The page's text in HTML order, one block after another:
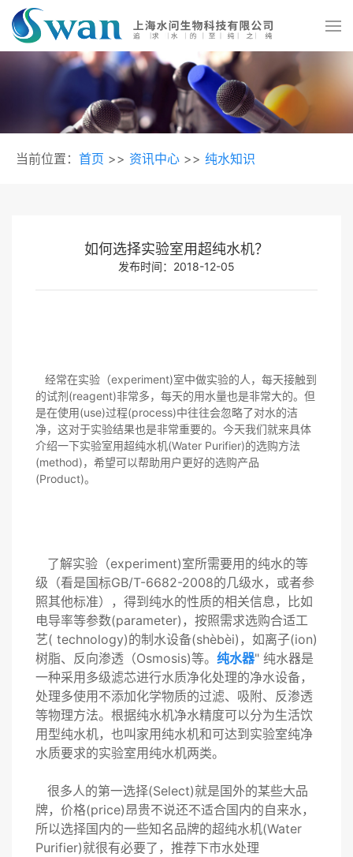
当前位置： 首页 >> 资讯中心 >> 纯水知识
如何选择实验室用超纯水机？
发布时间：2018-12-05
经常在实验（experiment)室中做实验的人，每天接触到
的试剂(reagent)非常多，每天的用水量也是非常大的。但
是在使用(use)过程(process)中往往会忽略了对水的洁
净，这对于实验结果也是非常重要的。今天我们就来具体
介绍一下实验室用超纯水机(Water Purifier)的选购方法
(method)，希望可以帮助用户更好的选购产品
(Product)。
了解实验（experiment)室所需要用的纯水的等
级（看是国标GB/T-6682-2008的几级水，或者参
照其他标准），得到纯水的性质的相关信息，比如
电导率等参数(parameter)，按照需求选购合适工
艺( technology)的制水设备(shèbèi)，如离子(ion)
树脂、反向渗透（Osmosis)等。 纯水器" 纯水器是
一种采用多级滤芯进行水质净化处理的净水设备，
处理多使用不添加化学物质的过滤、吸附、反渗透
等物理方法。根据纯水机净水精度可以分为生活饮
用型纯水机，也叫家用纯水机和可达到实验室纯净
水质要求的实验室用纯水机两类。
很多人的第一选择(Select)就是国外的某些大品
牌，价格(price)昂贵不说还不适合国内的自来水，
所以选择国内的一些知名品牌的超纯水机(Water
Purifier)就很有必要了，推荐下市水处理